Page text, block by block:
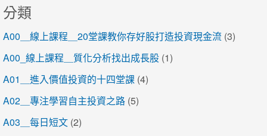
分類
A00＿線上課程＿20堂課教你存好股打造投資現金流 (3)
A00_線上課程＿質化分析找出成長股 (1)
A01＿進入價值投資的十四堂課 (4)
A02＿專注學習自主投資之路 (5)
A03＿每日短文 (2)